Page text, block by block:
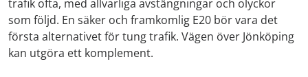
trafik ofta, med allvarliga avstängningar och olyckor
som följd. En säker och framkomlig E20 bör vara det
första alternativet för tung trafik. Vägen över Jönköping
kan utgöra ett komplement.